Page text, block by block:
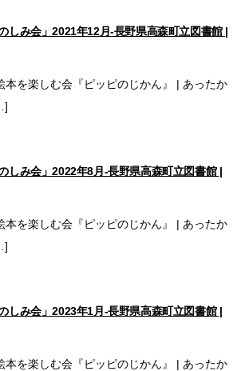
しみ会」2021年12月-長野県高森町立図書館 |
を楽しむ会『ピッピのじかん』 | あったか
しみ会」2022年8月-長野県高森町立図書館 |
を楽しむ会『ピッピのじかん』 | あったか
しみ会」2023年1月-長野県高森町立図書館 |
を楽しむ会『ピッピのじかん』 | あったか